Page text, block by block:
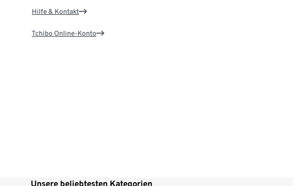
Hilfe & Kontakt
Tchibo Online-Konto
Unsere beliebtesten Kategorien